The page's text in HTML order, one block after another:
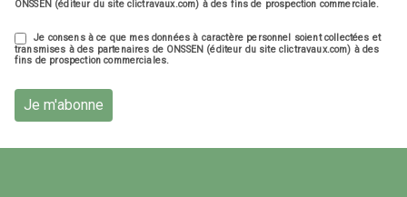
ONSSEN (éditeur du site clictravaux.com) à des fins de prospection commerciale.
Je consens à ce que mes données à caractère personnel soient collectées et
transmises à des partenaires de ONSSEN (éditeur du site clictravaux.com) à des
fins de prospection commerciales.
Je m'abonne